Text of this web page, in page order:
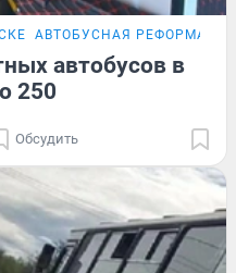
АВТОБУСНАЯ РЕФОРМА
автобусов в
250
Обсудить